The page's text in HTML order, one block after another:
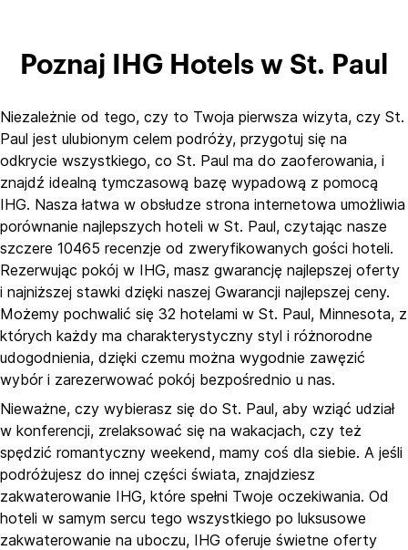
Poznaj IHG Hotels w St. Paul
Niezależnie od tego, czy to Twoja pierwsza wizyta, czy St.
Paul jest ulubionym celem podróży, przygotuj się na
odkrycie wszystkiego, co St. Paul ma do zaoferowania, i
znajdź idealną tymczasową bazę wypadową z pomocą
IHG. Nasza łatwa w obsłudze strona internetowa umożliwia
porównanie najlepszych hoteli w St. Paul, czytając nasze
szczere 10465 recenzje od zweryfikowanych gości hoteli.
Rezerwując pokój w IHG, masz gwarancję najlepszej oferty
i najniższej stawki dzięki naszej Gwarancji najlepszej ceny.
Możemy pochwalić się 32 hotelami w St. Paul, Minnesota, z
których każdy ma charakterystyczny styl i różnorodne
udogodnienia, dzięki czemu można wygodnie zawęzić
wybór i zarezerwować pokój bezpośrednio u nas.
Nieważne, czy wybierasz się do St. Paul, aby wziąć udział
w konferencji, zrelaksować się na wakacjach, czy też
spędzić romantyczny weekend, mamy coś dla siebie. A jeśli
podróżujesz do innej części świata, znajdziesz
zakwaterowanie IHG, które spełni Twoje oczekiwania. Od
hoteli w samym sercu tego wszystkiego po luksusowe
zakwaterowanie na uboczu, IHG oferuje świetne oferty